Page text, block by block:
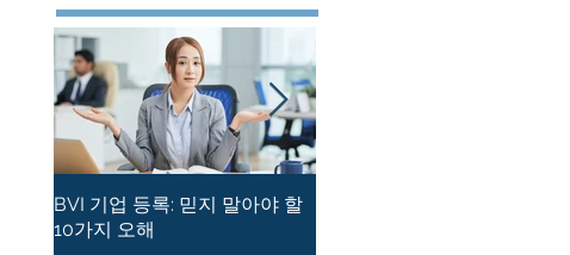
BVI 기업 등록: 믿지 말아야 할
10가지 오해